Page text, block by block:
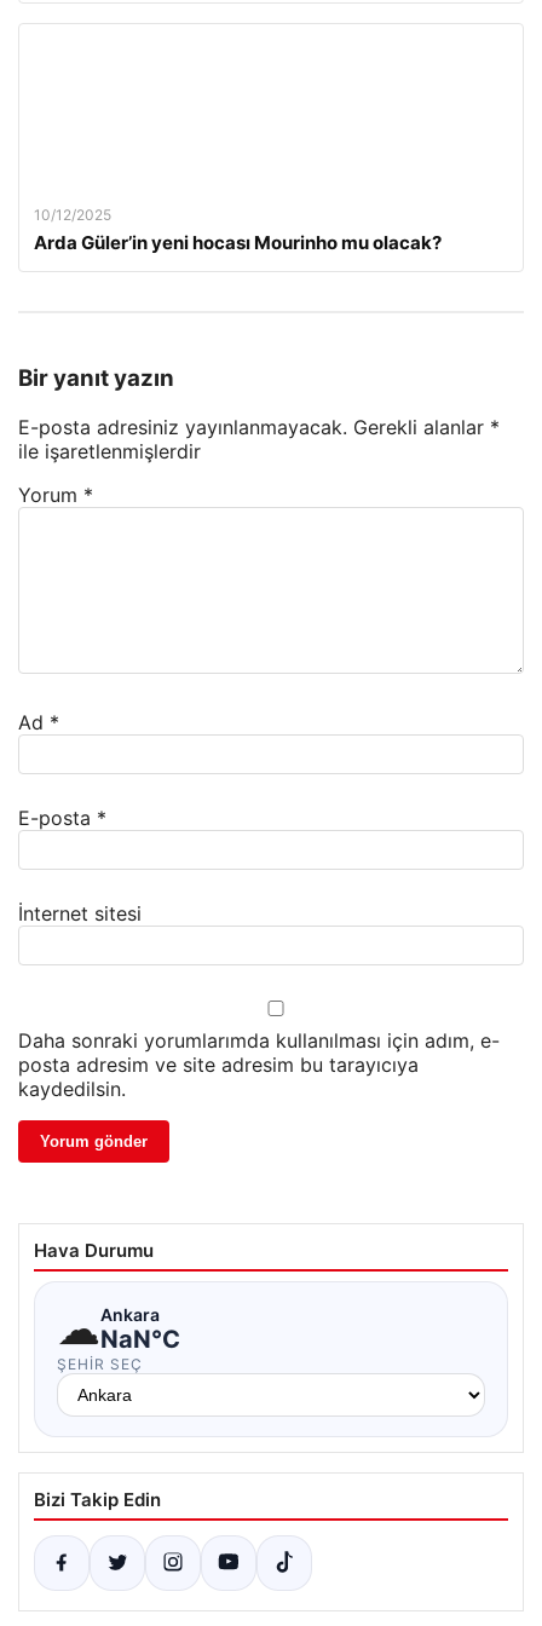
10/12/2025
Arda Güler’in yeni hocası Mourinho mu olacak?
Bir yanıt yazın
E-posta adresiniz yayınlanmayacak. Gerekli alanlar *
ile işaretlenmişlerdir
Yorum *
Ad *
E-posta *
İnternet sitesi
Daha sonraki yorumlarımda kullanılması için adım, e-
posta adresim ve site adresim bu tarayıcıya
kaydedilsin.
Hava Durumu
☁Ankara
NaN°C
ŞEHIR SEÇ
Bizi Takip Edin